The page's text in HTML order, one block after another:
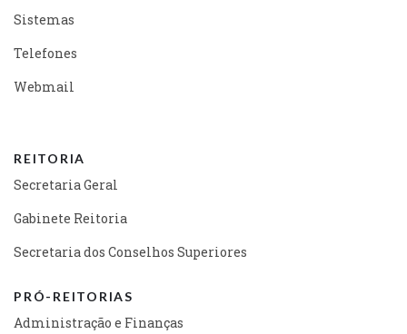
Sistemas
Telefones
Webmail
REITORIA
Secretaria Geral
Gabinete Reitoria
Secretaria dos Conselhos Superiores
PRÓ-REITORIAS
Administração e Finanças